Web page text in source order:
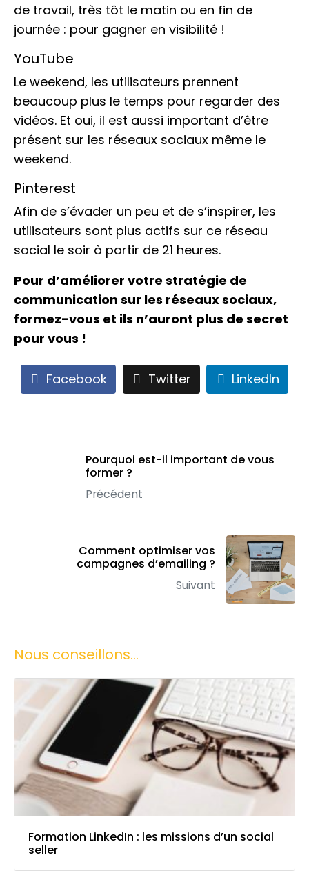
de travail, très tôt le matin ou en fin de
journée : pour gagner en visibilité !
YouTube
Le weekend, les utilisateurs prennent
beaucoup plus le temps pour regarder des
vidéos. Et oui, il est aussi important d’être
présent sur les réseaux sociaux même le
weekend.
Pinterest
Afin de s’évader un peu et de s’inspirer, les
utilisateurs sont plus actifs sur ce réseau
social le soir à partir de 21 heures.
Pour d’améliorer votre stratégie de
communication sur les réseaux sociaux,
formez-vous et ils n’auront plus de secret
pour vous !
Facebook Twitter LinkedIn
Pourquoi est-il important de vous
former ?
Précédent
Comment optimiser vos
campagnes d’emailing ?
Suivant
Nous conseillons...
Formation LinkedIn : les missions d’un social
seller